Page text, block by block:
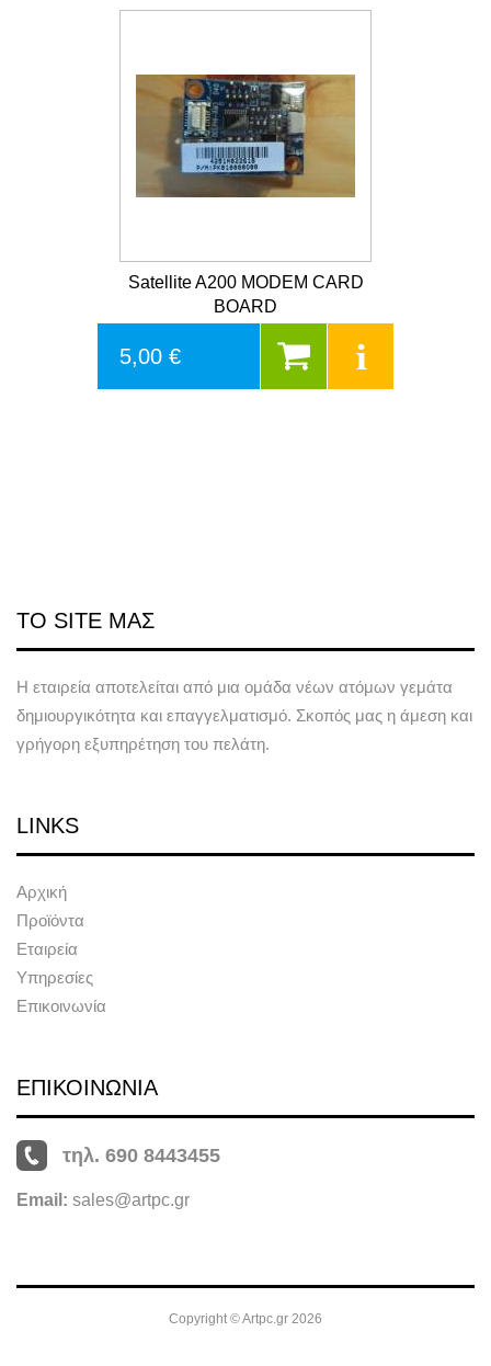
Satellite A200 MODEM CARD
BOARD
5,00 €
ΤΟ SITE ΜΑΣ
Η εταιρεία αποτελείται από μια ομάδα νέων ατόμων γεμάτα
δημιουργικότητα και επαγγελματισμό. Σκοπός μας η άμεση και
γρήγορη εξυπηρέτηση του πελάτη.
LINKS
Αρχική
Προϊόντα
Εταιρεία
Υπηρεσίες
Επικοινωνία
ΕΠΙΚΟΙΝΩΝΙΑ
τηλ. 690 8443455
Email: sales@artpc.gr
Copyright © Artpc.gr 2026